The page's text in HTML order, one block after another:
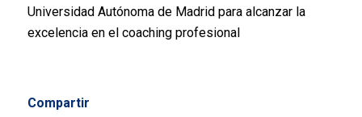
Universidad Autónoma de Madrid para alcanzar la
excelencia en el coaching profesional
Compartir